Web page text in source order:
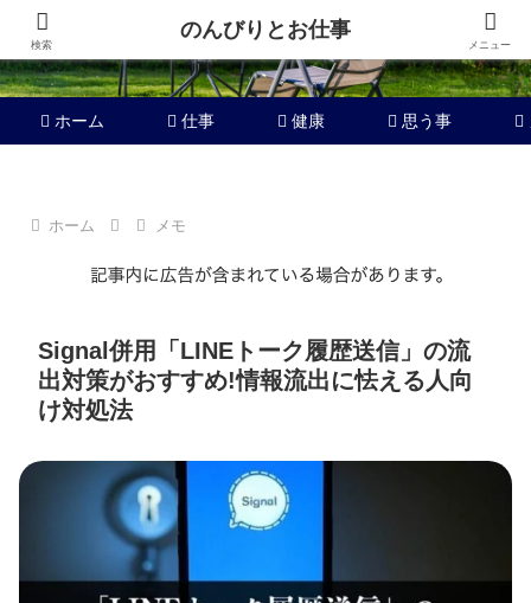
ホーム 仕事 健康 思う事
ホーム メモ
Signal併用「LINEトーク履歴送信」の流
出対策がおすすめ!情報流出に怯える人向
け対処法
検索
のんびりとお仕事
メニュー